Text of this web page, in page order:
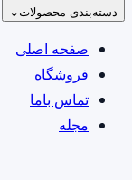
دسته‌بندی محصولات⌄
صفحه اصلی
فروشگاه
تماس باما
مجله